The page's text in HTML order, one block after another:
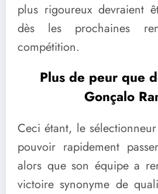
plus rigoureux devraient
dès les prochaines
compétition.
Plus de peur que
Gonçalo
Ceci étant, le
pouvoir rapidement
alors que son équipe a
victoire synonyme de